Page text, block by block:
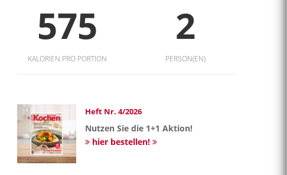
575
KALORIEN PRO PORTION
2
PERSON(EN)
Heft Nr. 4/2026
Nutzen Sie die 1+1 Aktion!
hier bestellen!